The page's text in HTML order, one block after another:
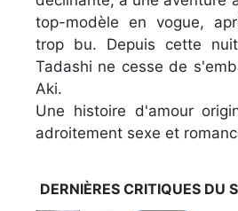
top-modèle en vogue,
trop bu. Depuis cette
Tadashi ne cesse de
Aki.
Une histoire d'amour
adroitement sexe et
DERNIÈRES CRITIQUES DU